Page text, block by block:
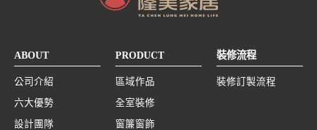
ABOUT
公司介紹
六大優勢
設計團隊
PRODUCT
區域作品
全室裝修
窗簾窗飾
裝修流程
裝修訂製流程